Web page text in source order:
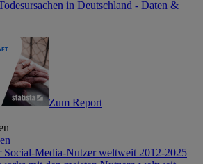
in Deutschland - Daten &
Zum Report
Social-Media-Nutzer weltweit 2012-2025